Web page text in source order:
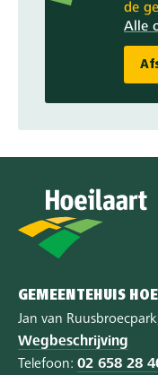
de
Alle
GEMEENTEHUIS
Jan van
Wegbeschrijving
Telefoon: 02 658 28